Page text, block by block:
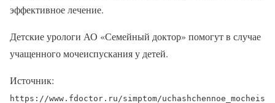
эффективное лечение.
Детские урологи АО «Семейный доктор» помогут в случае
учащенного мочеиспускания у детей.
Источник:
https://www.fdoctor.ru/simptom/uchashchennoe_mocheis